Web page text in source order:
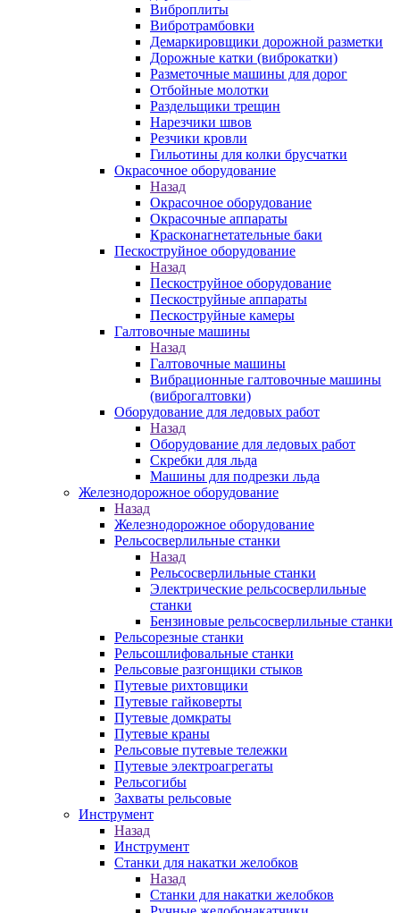
Виброплиты
Вибротрамбовки
Демаркировщики дорожной разметки
Дорожные катки (виброкатки)
Разметочные машины для дорог
Отбойные молотки
Раздельщики трещин
Нарезчики швов
Резчики кровли
Гильотины для колки брусчатки
Окрасочное оборудование
Назад
Окрасочное оборудование
Окрасочные аппараты
Красконагнетательные баки
Пескоструйное оборудование
Назад
Пескоструйное оборудование
Пескоструйные аппараты
Пескоструйные камеры
Галтовочные машины
Назад
Галтовочные машины
Вибрационные галтовочные машины
(виброгалтовки)
Оборудование для ледовых работ
Назад
Оборудование для ледовых работ
Скребки для льда
Машины для подрезки льда
Железнодорожное оборудование
Назад
Железнодорожное оборудование
Рельсосверлильные станки
Назад
Рельсосверлильные станки
Электрические рельсосверлильные
станки
Бензиновые рельсосверлильные станки
Рельсорезные станки
Рельсошлифовальные станки
Рельсовые разгонщики стыков
Путевые рихтовщики
Путевые гайковерты
Путевые домкраты
Путевые краны
Рельсовые путевые тележки
Путевые электроагрегаты
Рельсогибы
Захваты рельсовые
Инструмент
Назад
Инструмент
Станки для накатки желобков
Назад
Станки для накатки желобков